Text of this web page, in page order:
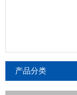
产品分类